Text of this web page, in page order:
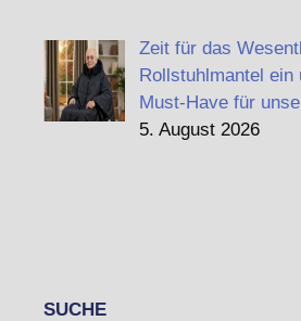
Zeit für das
Rollstuhlmantel
Must-Have für
5. August 2026
SUCHE